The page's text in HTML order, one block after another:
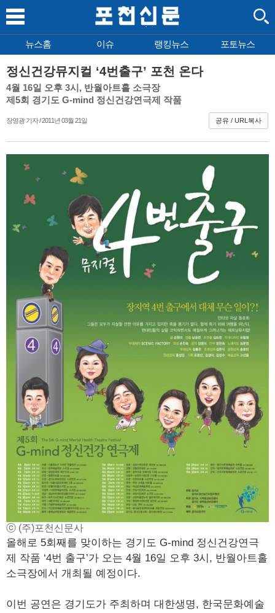
뉴스홈 이슈 랭킹뉴스 포토뉴스
정신건강뮤지컬 ‘4번출구’ 포천 온다
4월 16일 오후 3시, 반월아트홀 소극장
제5회 경기도 G-mind 정신건강연극제 작품
장영광 기자 / 2011년 03월 21일 공유 / URL복사
ⓒ (주)포천신문사
올해로 5회째를 맞이하는 경기도 G-mind 정신건강연극
제 작품 ‘4번 출구’가 오는 4월 16일 오후 3시, 반월아트홀
소극장에서 개최될 예정이다.
이번 공연은 경기도가 주최하며 대한생명, 한국문화예술